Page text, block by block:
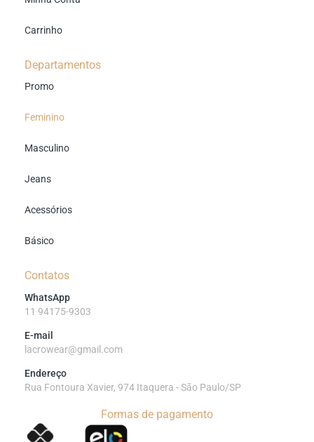
Carrinho
Departamentos
Promo
Feminino
Masculino
Jeans
Acessórios
Básico
Contatos
WhatsApp
11 94175-9303
E-mail
lacrowear@gmail.com
Endereço
Rua Fontoura Xavier, 974 Itaquera - São Paulo/SP
Formas de pagamento